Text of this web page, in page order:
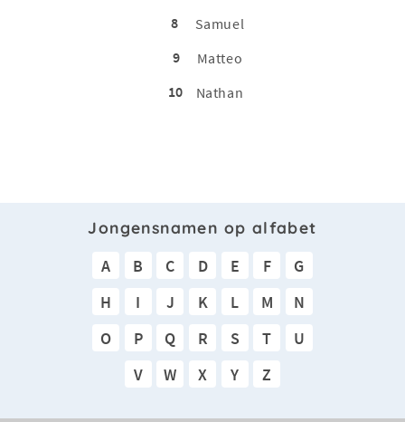
8
Samuel
9
Matteo
10
Nathan
Jongensnamen op alfabet
A B C D E F
G
H
I J K L M
N
O
P Q R S T
U
V
W X Y Z